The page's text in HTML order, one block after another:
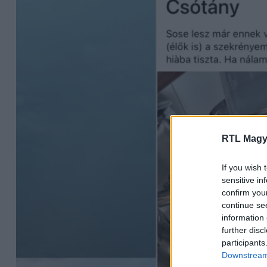
RTL
If you wish
sensitive
confirm
continue
information
further